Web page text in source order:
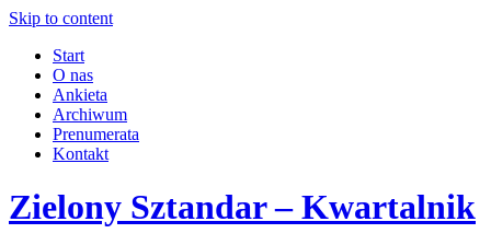
Skip to content
Start
O nas
Ankieta
Archiwum
Prenumerata
Kontakt
Zielony Sztandar – Kwartalnik